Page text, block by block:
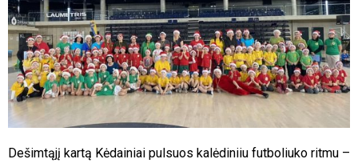
Dešimtąjį kartą Kėdainiai pulsuos kalėdiniiu futboliuko ritmu –